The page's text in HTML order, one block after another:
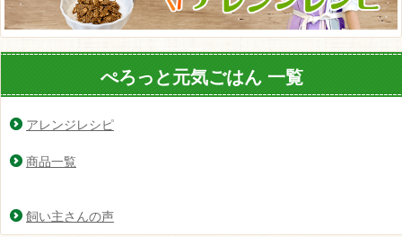
ぺろっと元気ごはん 一覧
アレンジレシピ
商品一覧
飼い主さんの声